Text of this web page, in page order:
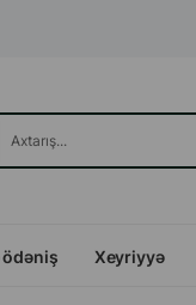
ödəniş Xeyriyyə